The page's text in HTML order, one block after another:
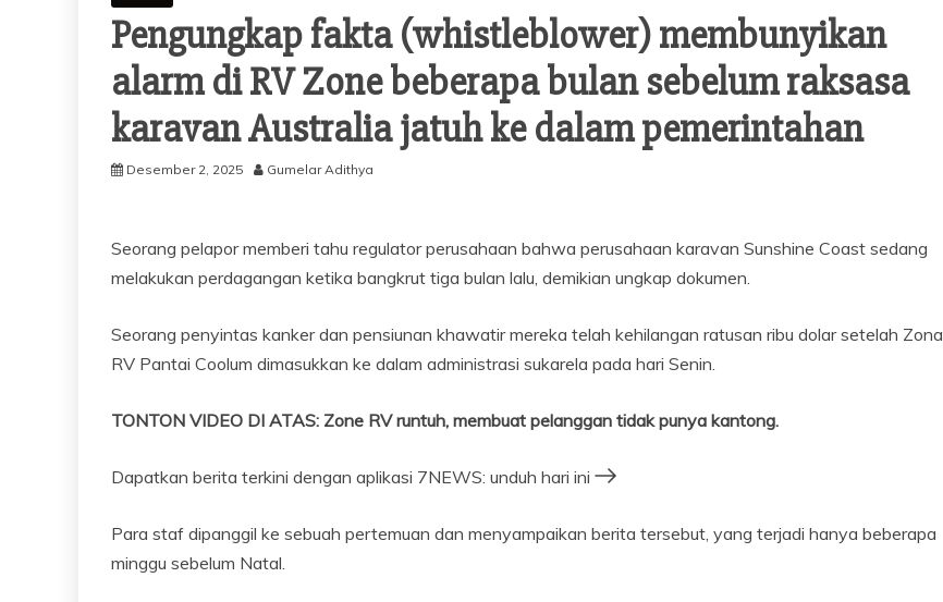
Pengungkap fakta (whistleblower) membunyikan
alarm di RV Zone beberapa bulan sebelum raksasa
karavan Australia jatuh ke dalam pemerintahan
Desember 2, 2025 Gumelar Adithya
Seorang pelapor memberi tahu regulator perusahaan bahwa perusahaan karavan Sunshine Coast sedang
melakukan perdagangan ketika bangkrut tiga bulan lalu, demikian ungkap dokumen.
Seorang penyintas kanker dan pensiunan khawatir mereka telah kehilangan ratusan ribu dolar setelah Zona
RV Pantai Coolum dimasukkan ke dalam administrasi sukarela pada hari Senin.
TONTON VIDEO DI ATAS: Zone RV runtuh, membuat pelanggan tidak punya kantong.
Dapatkan berita terkini dengan aplikasi 7NEWS: unduh hari ini
Para staf dipanggil ke sebuah pertemuan dan menyampaikan berita tersebut, yang terjadi hanya beberapa
minggu sebelum Natal.